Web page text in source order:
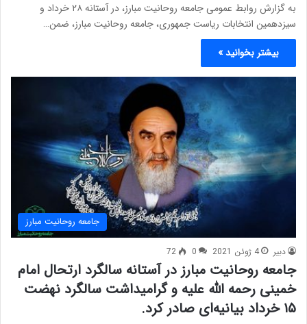
به گزارش روابط عمومی جامعه روحانیت مبارز، در آستانه ۲۸ خرداد و
سیزدهمین انتخابات ریاست جمهوری، جامعه روحانیت مبارز، ضمن…
بیشتر بخوانید »
جامعه روحانیت مبارز
دبیر 4 ژوئن 2021 0
72
جامعه روحانیت مبارز در آستانه سالگرد ارتحال امام
خمینی رحمه الله علیه و گرامیداشت سالگرد نهضت
۱۵ خرداد بیانیه‌ای صادر کرد.